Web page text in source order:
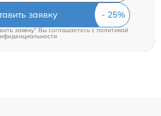
заявку
заявку" Вы соглашаетесь cполитикой